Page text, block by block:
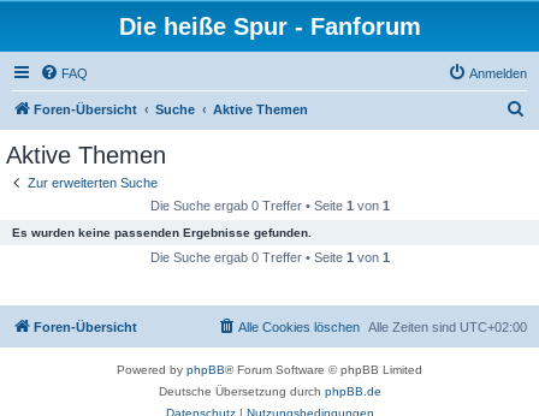
Die heiße Spur - Fanforum
FAQ Anmelden
Foren-Übersicht Suche Aktive Themen
Aktive Themen
Zur erweiterten Suche
Die Suche ergab 0 Treffer • Seite 1 von 1
Es wurden keine passenden Ergebnisse gefunden.
Die Suche ergab 0 Treffer • Seite 1 von 1
Foren-Übersicht Alle Zeiten sind UTC+02:00
Alle Cookies löschen
Powered by phpBB® Forum Software © phpBB Limited
Deutsche Übersetzung durch phpBB.de
Datenschutz| Nutzungsbedingungen